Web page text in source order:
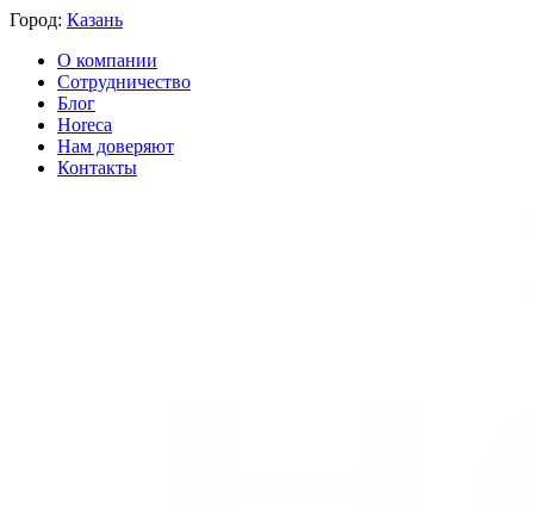
Город: Казань
О компании
Сотрудничество
Блог
Horeca
Нам доверяют
Контакты